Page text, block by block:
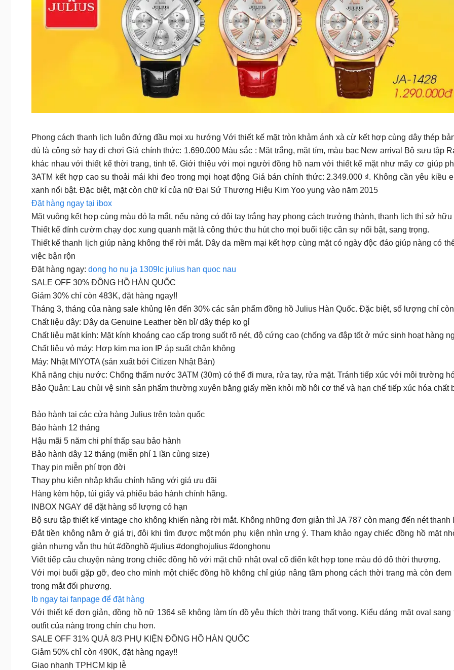
Phong cách thanh lịch luôn đứng đầu mọi xu hướng Với thiết kế mặt tròn khảm ánh xà cừ kết hợp cùng dây thép
dù là công sở hay đi chơi Giá chính thức: 1.690.000 Màu sắc : Mặt trắng, mặt tím, màu bạc New arrival Bộ sưu tập
khác nhau với thiết kế thời trang, tinh tế. Giới thiệu với mọi người đồng hồ nam với thiết kế mặt như mấy cơ giúp
3ATM kết hợp cao su thoải mái khi đeo trong mọi hoạt động Giá bán chính thức: 2.349.000 ₫. Không cần yêu kiều
xanh nổi bật. Đặc biệt, mặt còn chữ kí của nữ Đại Sứ Thương Hiệu Kim Yoo yung vào năm 2015
Đặt hàng ngay tại ibox
Mặt vuông kết hợp cùng màu đỏ lạ mắt, nếu nàng có đôi tay trắng hay phong cách trưởng thành, thanh lịch thì sở
Thiết kế đính cườm chạy dọc xung quanh mặt là công thức thu hút cho mọi buổi tiệc cần sự nổi bật, sang trọng.
Thiết kế thanh lịch giúp nàng không thế rời mắt. Dây da mềm mại kết hợp cùng mặt có ngày độc đáo giúp nàng có
việc bận rộn
Đặt hàng ngay: dong ho nu ja 1309lc julius han quoc nau
SALE OFF 30% ĐỒNG HỒ HÀN QUỐC
Giảm 30% chỉ còn 483K, đặt hàng ngay!!
Tháng 3, tháng của nàng sale khủng lên đến 30% các sản phẩm đồng hồ Julius Hàn Quốc. Đặc biệt, số lượng chỉ
Chất liệu dây: Dây da Genuine Leather bền bỉ/ dây thép ko gỉ
Chất liệu mặt kính: Mặt kính khoáng cao cấp trong suốt rõ nét, độ cứng cao (chống va đập tốt ở mức sinh hoạt hàng
Chất liệu vỏ máy: Hợp kim mạ ion IP áp suất chân không
Máy: Nhật MIYOTA (sản xuất bởi Citizen Nhật Bản)
Khả năng chịu nước: Chống thấm nước 3ATM (30m) có thể đi mưa, rửa tay, rửa mặt. Tránh tiếp xúc với môi trường
Bảo Quản: Lau chùi vệ sinh sản phẩm thường xuyên bằng giấy mền khỏi mồ hôi cơ thể và hạn chế tiếp xúc hóa
Bảo hành tại các cửa hàng Julius trên toàn quốc
Bảo hành 12 tháng
Hậu mãi 5 năm chi phí thấp sau bảo hành
Bảo hành dây 12 tháng (miễn phí 1 lần cùng size)
Thay pin miễn phí trọn đời
Thay phụ kiện nhập khẩu chính hãng với giá ưu đãi
Hàng kèm hộp, túi giấy và phiếu bảo hành chính hãng.
INBOX NGAY để đặt hàng số lượng có hạn
Bộ sưu tập thiết kế vintage cho không khiến nàng rời mắt. Không những đơn giản thì JA 787 còn mang đến nét thanh
Đắt tiền không nằm ở giá trị, đôi khi tìm được một món phụ kiện nhìn ưng ý. Tham khảo ngay chiếc đồng hồ mặt
giản nhưng vẫn thu hút #đồnghồ #julius #donghojulius #donghonu
Viết tiếp câu chuyện nàng trong chiếc đồng hồ với mặt chữ nhật oval cổ điển kết hợp tone màu đỏ đô thời thượng.
Với mọi buổi gặp gỡ, đeo cho mình một chiếc đồng hồ không chỉ giúp nâng tầm phong cách thời trang mà còn
trong mắt đối phương.
Ib ngay tại fanpage để đặt hàng
Với thiết kế đơn giản, đồng hồ nữ 1364 sẽ không làm tín đồ yêu thích thời trang thất vọng. Kiểu dáng mặt oval
outfit của nàng trong chỉn chu hơn.
SALE OFF 31% QUÀ 8/3 PHỤ KIỆN ĐỒNG HỒ HÀN QUỐC
Giảm 50% chỉ còn 490K, đặt hàng ngay!!
Giao nhanh TPHCM kịp lễ